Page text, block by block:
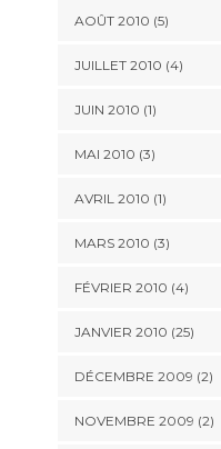
AOÛT 2010 (5)
JUILLET 2010 (4)
JUIN 2010 (1)
MAI 2010 (3)
AVRIL 2010 (1)
MARS 2010 (3)
FÉVRIER 2010 (4)
JANVIER 2010 (25)
DÉCEMBRE 2009 (2)
NOVEMBRE 2009 (2)